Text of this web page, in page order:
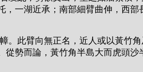
一湖近承；南部細臂曲伸，西
此臂向無正名，近人或以黃竹
勢而論，黃竹角半島大而虎頭